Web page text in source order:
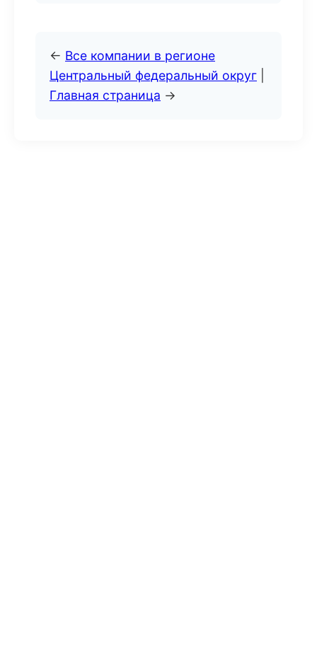
← Все компании в регионе
Центральный федеральный округ
Главная страница →